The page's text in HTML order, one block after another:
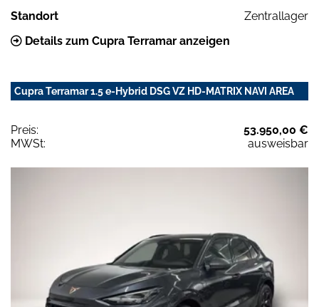
Standort
Zentrallager
Details zum Cupra Terramar anzeigen
Cupra Terramar 1.5 e-Hybrid DSG VZ HD-MATRIX NAVI AREA
Preis:
53.950,00 €
MWSt:
ausweisbar